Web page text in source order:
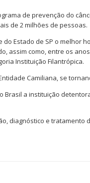
de prevenção do
de 2 milhões de pessoas.
Estado de SP o melhor
assim como, entre os
Instituição Filantrópica.
Camiliana, se
a instituição
diagnóstico e tratamento